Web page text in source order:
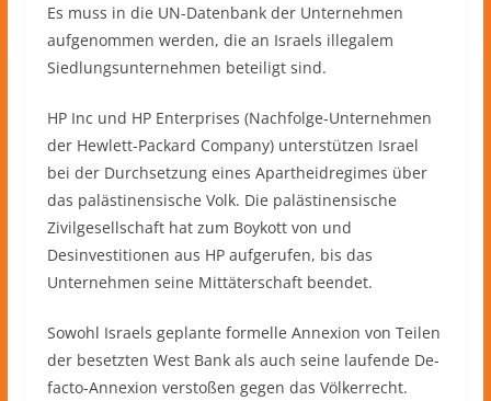
Es muss in die UN-Datenbank der Unternehmen
aufgenommen werden, die an Israels illegalem
Siedlungsunternehmen beteiligt sind.
HP Inc und HP Enterprises (Nachfolge-Unternehmen
der Hewlett-Packard Company) unterstützen Israel
bei der Durchsetzung eines Apartheidregimes über
das palästinensische Volk. Die palästinensische
Zivilgesellschaft hat zum Boykott von und
Desinvestitionen aus HP aufgerufen, bis das
Unternehmen seine Mittäterschaft beendet.
Sowohl Israels geplante formelle Annexion von Teilen
der besetzten West Bank als auch seine laufende De-
facto-Annexion verstoßen gegen das Völkerrecht.